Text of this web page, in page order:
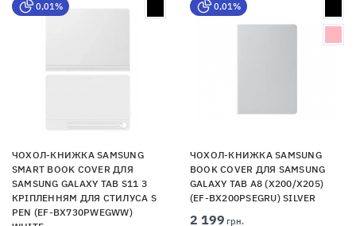
0,01%
ЧОХОЛ-КНИЖКА SAMSUNG
SMART BOOK COVER ДЛЯ
SAMSUNG GALAXY TAB S11 З
КРІПЛЕННЯМ ДЛЯ СТИЛУСА S
PEN (EF-BX730PWEGWW)
0,01%
ЧОХОЛ-КНИЖКА SAMSUNG
BOOK COVER ДЛЯ SAMSUNG
GALAXY TAB A8 (X200/X205)
(EF-BX200PSEGRU) SILVER
2 199 грн.